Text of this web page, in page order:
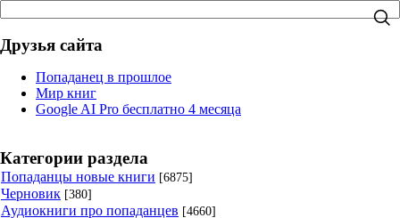
Друзья сайта
Попаданец в прошлое
Мир книг
Google AI Pro бесплатно 4 месяца
Категории раздела
Попаданцы новые книги [6875]
Черновик [380]
Аудиокниги про попаданцев [4660]